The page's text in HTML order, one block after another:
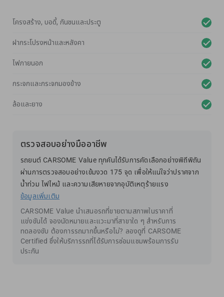
โครงสร้าง, บอดี้, กันชนและประตู
ฝากระโปรงหน้าและหลังคา
ไฟภายนอก
กระจกและกระจกมองข้าง
ล้อและยาง
ตรวจสอบอย่างมืออาชีพ
รถยนต์ CARSOME Value ทุกคันได้รับการคัดเลือกอย่างพิถีพิถัน
ผ่านการตรวจสอบอย่างเข้มงวด 175 จุด เพื่อให้แน่ใจว่าปราศจาก
น้ำท่วม ไฟไหม้ และความเสียหายจากอุบัติเหตุร้ายแรง
ข้อมูลเพิ่มเติม
CARSOME Value นำเสนอรถที่ขายตามสภาพในราคาที่
แข่งขันได้ จองนัดหมายและแวะมาที่สาขาใด ๆ สำหรับการ
ทดลองขับ ต้องการรถมากขึ้นหรือไม่? ลองดูที่ CARSOME
Certified ซึ่งให้บริการรถที่ได้รับการซ่อมแซมพร้อมการรับ
ประกัน